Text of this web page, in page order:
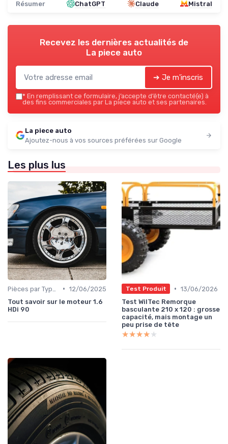
Résumer ChatGPT Claude Mistral
Recevez les dernières actualités de
La piece auto
➔ Je m'inscris
* En remplissant ce formulaire, j’accepte d’être contacté(e) à
des fins commerciales par La piece auto et ses partenaires.
La piece auto
Ajoutez-nous à vos sources préférées sur Google
Les plus lus
• 12/06/2025
Tout savoir sur le moteur 1.6
HDi 90
Test Produit • 13/06/2026
Test WilTec Remorque
basculante 210 x 120 : grosse
capacité, mais montage un
peu prise de tête
★★★★★
★★★★★